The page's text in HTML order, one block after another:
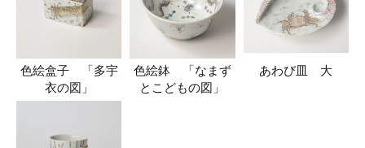
色絵盒子 「多宇
衣の図」
色絵鉢 「なまず
とこどもの図」
あわび皿 大